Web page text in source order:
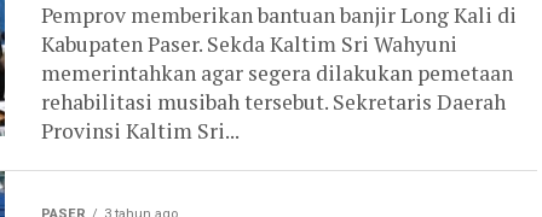
Pemprov memberikan bantuan banjir Long Kali di
Kabupaten Paser. Sekda Kaltim Sri Wahyuni
memerintahkan agar segera dilakukan pemetaan
rehabilitasi musibah tersebut. Sekretaris Daerah
Provinsi Kaltim Sri...